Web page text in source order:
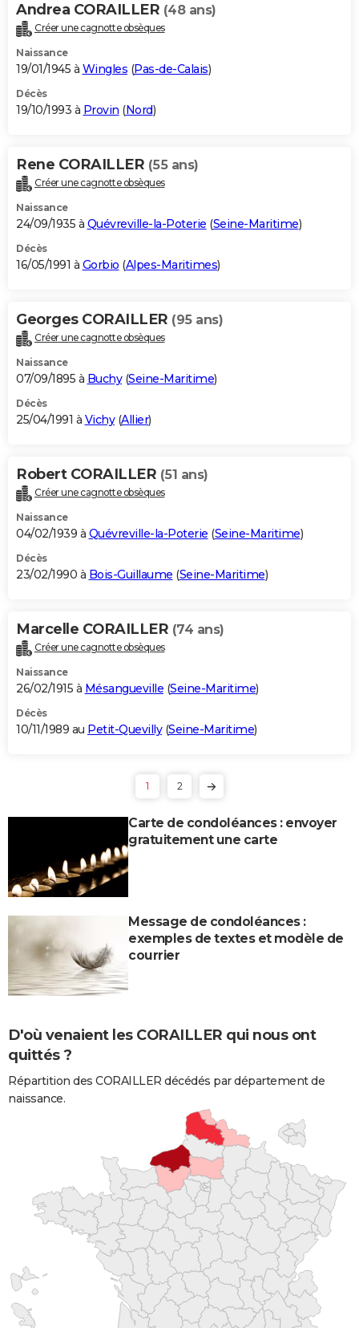
Andrea CORAILLER (48 ans)
Créer une cagnotte obsèques
Naissance
19/01/1945 à Wingles (Pas-de-Calais)
Décès
19/10/1993 à Provin (Nord)
Rene CORAILLER (55 ans)
Créer une cagnotte obsèques
Naissance
24/09/1935 à Quévreville-la-Poterie (Seine-Maritime)
Décès
16/05/1991 à Gorbio (Alpes-Maritimes)
Georges CORAILLER (95 ans)
Créer une cagnotte obsèques
Naissance
07/09/1895 à Buchy(Seine-Maritime)
Décès
25/04/1991 à Vichy(Allier)
Robert CORAILLER (51 ans)
Créer une cagnotte obsèques
Naissance
04/02/1939 à Quévreville-la-Poterie (Seine-Maritime)
Décès
23/02/1990 à Bois-Guillaume (Seine-Maritime)
Marcelle CORAILLER (74 ans)
Créer une cagnotte obsèques
Naissance
26/02/1915 à Mésangueville (Seine-Maritime)
Décès
10/11/1989 au Petit-Quevilly(Seine-Maritime)
1 2
Carte de condoléances : envoyer
gratuitement une carte
Message de condoléances :
exemples de textes et modèle de
courrier
D'où venaient les CORAILLER qui nous ont
quittés ?
Répartition des CORAILLER décédés par département de
naissance.